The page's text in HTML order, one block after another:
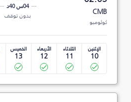
CMB
كولومبو
04س 40د
بدون توقف
الإثنين
10
الثلاثاء
11
الأربعاء
12
الخميس
13